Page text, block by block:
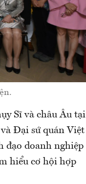
Sĩ và châu Âu tại
Đại sứ quán Việt
đạo doanh nghiệp
hiểu cơ hội hợp